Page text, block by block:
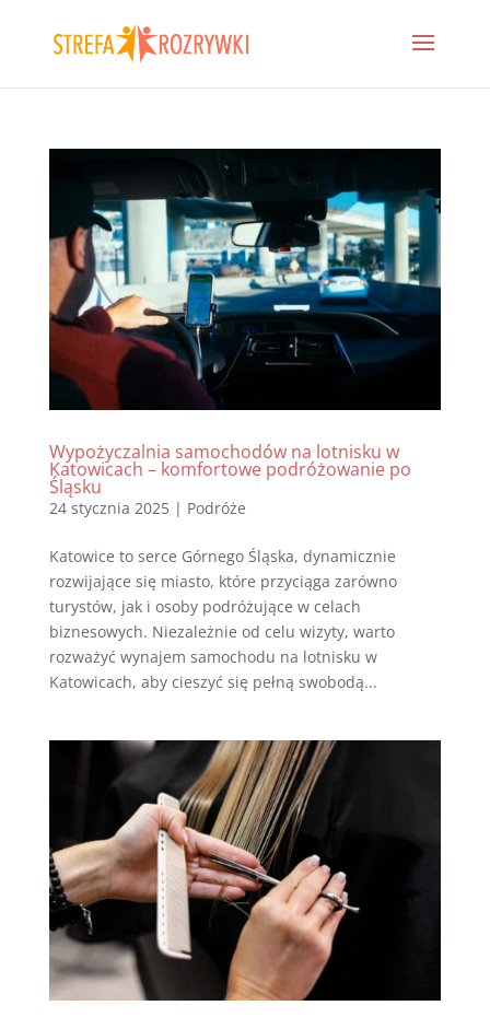
Wypożyczalnia samochodów na lotnisku w
Katowicach – komfortowe podróżowanie po
Śląsku
24 stycznia 2025| Podróże
Katowice to serce Górnego Śląska, dynamicznie
rozwijające się miasto, które przyciąga zarówno
turystów, jak i osoby podróżujące w celach
biznesowych. Niezależnie od celu wizyty, warto
rozważyć wynajem samochodu na lotnisku w
Katowicach, aby cieszyć się pełną swobodą...